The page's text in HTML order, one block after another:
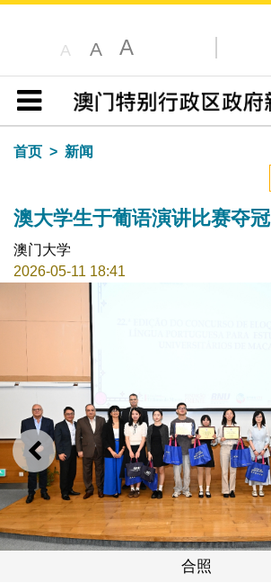
A A A
目录
首页
新闻
澳大学生于葡语演讲比赛夺冠
澳门大学
2026-05-11 18:41
上一则
合照